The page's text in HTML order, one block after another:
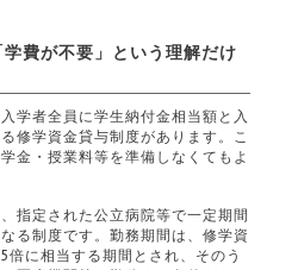
費が不要」という理解だけ
学者全員に学生納付金相当額と入
修学資金貸与制度があります。こ
金・授業料等を準備しなくてもよ
指定された公立病院等で一定期間
る制度です。勤務期間は、修学資
に相当する期間とされ、そのう